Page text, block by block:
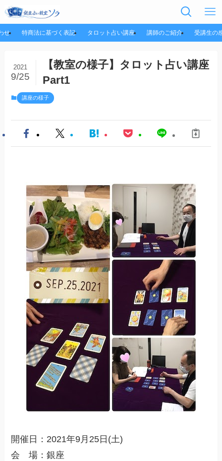
せ 特商法に基づく表記 タロット占い講座 講師のご紹介 受講生の
【教室の様子】タロット占い講座
Part1
2021
9/25
講座の様子
開催日：2021年9月25日(土)
会 場：銀座